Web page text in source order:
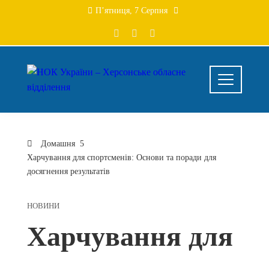
П’ятниця, 7 Серпня
Домашня
Харчування для спортсменів: Основи та поради для
досягнення результатів
НОВИНИ
Харчування для